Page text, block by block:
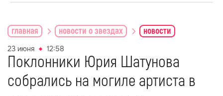
главная новости о звездах новости
23 июня 12:58
Поклонники Юрия Шатунова
собрались на могиле артиста в